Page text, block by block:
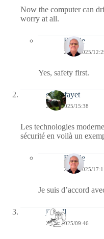
Now the computer can
worry at all.
Bernie
29/05/2025/
Yes, safety first.
giselefayet
26/05/2025/15:38
Les technologies
sécurité en voilà un
Bernie
26/05/2025/
Je suis d’accord
jill bill
26/05/2025/09:46